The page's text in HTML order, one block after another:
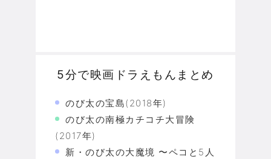
5分で映画ドラえもんまとめ
のび太の宝島(2018年)
のび太の南極カチコチ大冒険
(2017年)
新・のび太の大魔境 〜ペコと5人